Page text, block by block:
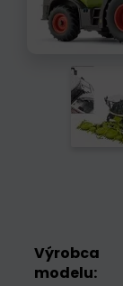
Výrobca
modelu: